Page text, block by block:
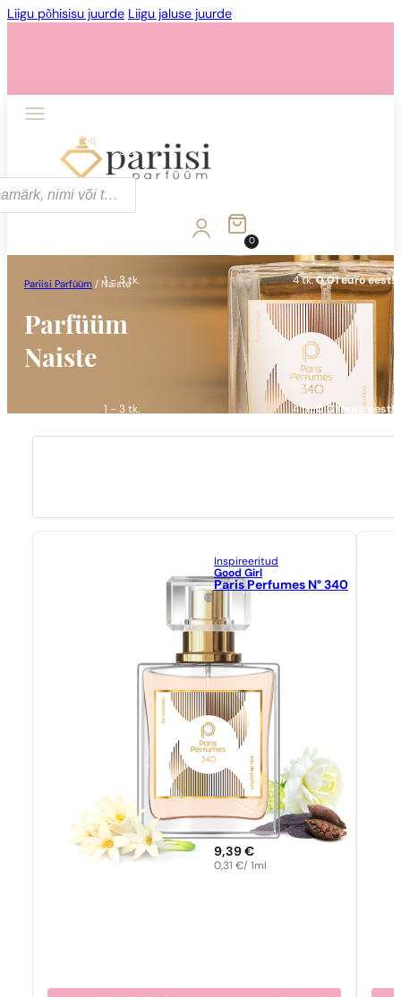
Liigu põhisisu juurde Liigu jaluse juurde
1 - 3 tk.
1 - 3 tk. 4 tk.0,01 euro eest!
1 - 3 tk. 4 tk.0,01 euro eest!
0
Pariisi Parfüüm / Naiste
Parfüüm
Naiste
Inspireeritud
Good Girl
Paris Perfumes N° 340
9,39€
0,31€/ 1ml